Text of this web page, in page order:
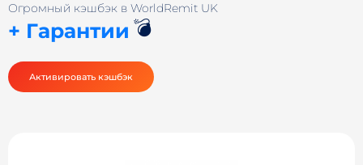
Огромный кэшбэк в WorldRemit UK
+ Гарантии 💣
Активировать кэшбэк